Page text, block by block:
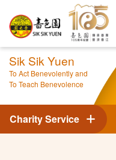
Sik Sik Yuen
To Act Benevolently and
To Teach Benevolence
Charity Service